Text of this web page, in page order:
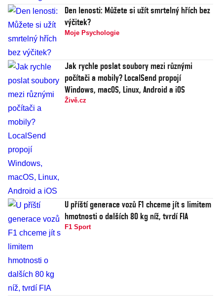
Den lenosti: Můžete si užít smrtelný hřích bez
výčitek?
Moje Psychologie
Jak rychle poslat soubory mezi různými
počítači a mobily? LocalSend propojí
Windows, macOS, Linux, Android a iOS
Živě.cz
U příští generace vozů F1 chceme jít s limitem
hmotnosti o dalších 80 kg níž, tvrdí FIA
F1 Sport